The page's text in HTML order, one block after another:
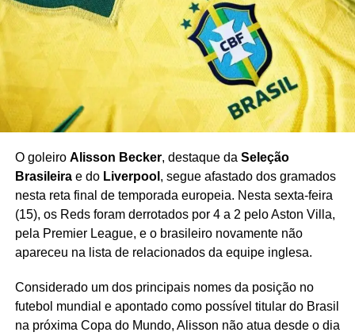
O goleiro Alisson Becker, destaque da Seleção
Brasileirae do Liverpool , segue afastado dos gramados
nesta reta final de temporada europeia. Nesta sexta-feira
(15), os Reds foram derrotados por 4 a 2 pelo Aston Villa,
pela Premier League, e o brasileiro novamente não
apareceu na lista de relacionados da equipe inglesa.
Considerado um dos principais nomes da posição no
futebol mundial e apontado como possível titular do Brasil
na próxima Copa do Mundo, Alisson não atua desde o dia